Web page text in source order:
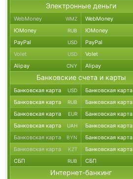
Электронные деньги
WebMoney WMZ WebMoney
ЮMoney RUB ЮMoney
PayPal USD PayPal
Volet USD Volet
Alipay CNY Alipay
Банковские счета и карты
Банковская карта USD Банковская карта
Банковская карта RUB Банковская карта
Банковская карта EUR Банковская карта
Банковская карта UAH Банковская карта
Банковская карта BYN Банковская карта
Банковская карта KZT Банковская карта
СБП RUB СБП
Интернет-банкинг